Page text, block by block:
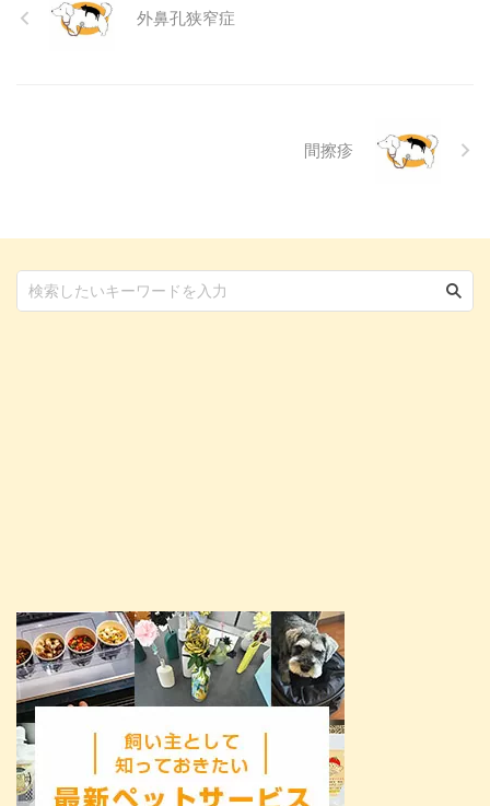
に動物病院に行くべきかどうかの
判断基準や、病院での治療内容に
外鼻孔狭窄症
間擦疹